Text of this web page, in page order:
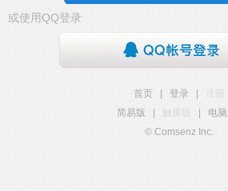
或使用QQ登录
首页 登录
注册
简易版
触屏版 电
© Comsenz Inc.